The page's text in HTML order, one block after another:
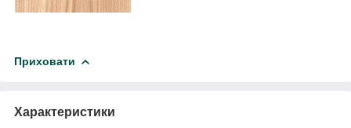
Приховати
Характеристики